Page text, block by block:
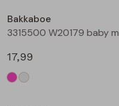
Bakkaboe
17,99